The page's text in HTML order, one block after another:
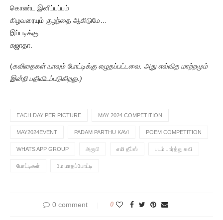
கொண்ட இனிப்பப்பம்
கிழவரையும் குழந்தை ஆகிடுமே…
இப்படிக்கு
சுஜாதா.
(கவிதைகள் யாவும் போட்டிக்கு எழுதப்பட்டவை. அது எவ்வித மாற்றமும்
இன்றி பதிவிடப்படுகிறது.)
EACH DAY PER PICTURE MAY 2024 COMPETITION
MAY2024EVENT PADAM PARTHU KAVI POEM COMPETITION
WHATS APP GROUP அரூபி எமி தீப்ஸ் படம் பார்த்து கவி
போட்டிகள் மே மாதப்போட்டி
0 comment 0